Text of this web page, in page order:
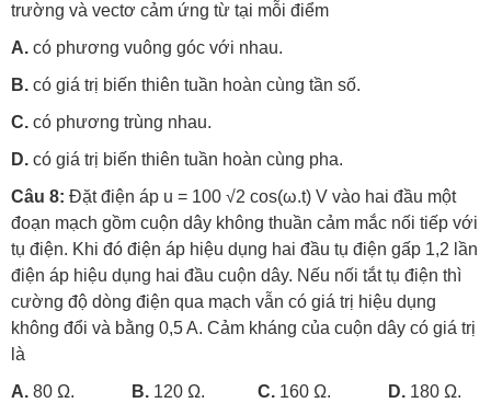
trường và vectơ cảm ứng từ tại mỗi điểm
A. có phương vuông góc với nhau.
B. có giá trị biến thiên tuần hoàn cùng tần số.
C. có phương trùng nhau.
D. có giá trị biến thiên tuần hoàn cùng pha.
Câu 8: Đặt điện áp u = 100 √2 cos(ω.t) V vào hai đầu một
đoạn mạch gồm cuộn dây không thuần cảm mắc nối tiếp với
tụ điện. Khi đó điện áp hiệu dụng hai đầu tụ điện gấp 1,2 lần
điện áp hiệu dụng hai đầu cuộn dây. Nếu nối tắt tụ điện thì
cường độ dòng điện qua mạch vẫn có giá trị hiệu dụng
không đổi và bằng 0,5 A. Cảm kháng của cuộn dây có giá trị
là
A. 80 Ω. B. 120 Ω. C. 160 Ω. D. 180 Ω.